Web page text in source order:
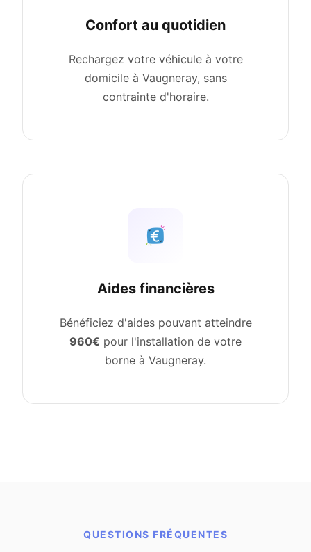
Confort au quotidien
Rechargez votre véhicule à votre
domicile à Vaugneray, sans
contrainte d'horaire.
Aides financières
Bénéficiez d'aides pouvant atteindre
960€ pour l'installation de votre
borne à Vaugneray.
QUESTIONS FRÉQUENTES